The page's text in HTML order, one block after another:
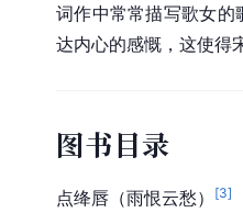
词作中常常描写歌女的
达内心的感慨，这使得
图书目录
点绛唇（雨恨云愁） [3]